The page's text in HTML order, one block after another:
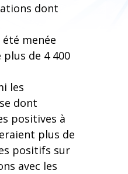
dont
menée
de 4 400
les
dont
positives à
plus de
positifs sur
avec les